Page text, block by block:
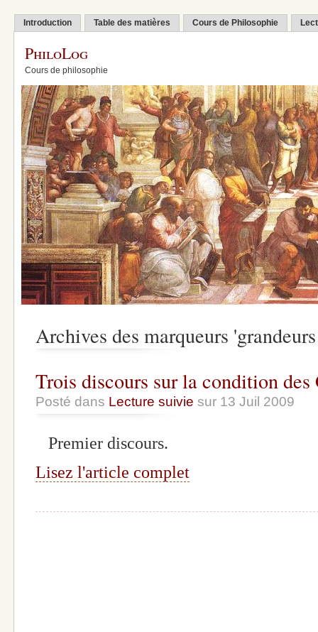
Introduction Table des matières Cours de Philosophie
PhiloLog
Cours de philosophie
Archives des marqueurs
Trois discours sur la condition des
Posté dans Lecture suivie sur 13 Juil 2009
Premier discours.
Lisez l'article complet